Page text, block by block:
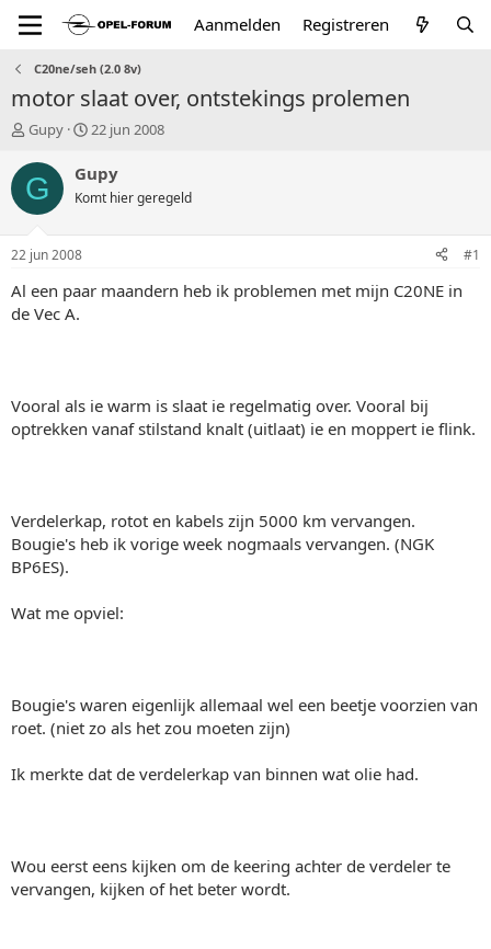
Aanmelden Registreren
C20ne/seh (2.0 8v)
motor slaat over, ontstekings prolemen
T
p
i
t
a
r
e
Gupy
S
a
t
u
22 jun 2008
G Gupy
Komt hier geregeld
22 jun 2008 #1
Al een paar maandern heb ik problemen met mijn C20NE in
de Vec A.
Vooral als ie warm is slaat ie regelmatig over. Vooral bij
optrekken vanaf stilstand knalt (uitlaat) ie en moppert ie flink.
Verdelerkap, rotot en kabels zijn 5000 km vervangen.
Bougie's heb ik vorige week nogmaals vervangen. (NGK
BP6ES).
Wat me opviel:
Bougie's waren eigenlijk allemaal wel een beetje voorzien van
roet. (niet zo als het zou moeten zijn)
Ik merkte dat de verdelerkap van binnen wat olie had.
Wou eerst eens kijken om de keering achter de verdeler te
vervangen, kijken of het beter wordt.